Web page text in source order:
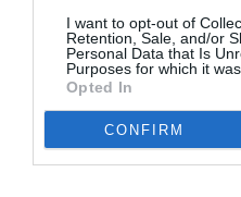
I want to opt-out of
Retention, Sale, and/or
Personal Data that Is
Purposes for which it
Opted In
CONFIRM
Mais que va faire le roitelet
LAISSER UN